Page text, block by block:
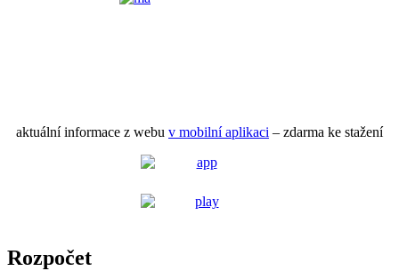
aktuální informace z webu v mobilní aplikaci – zdarma ke stažení
Rozpočet